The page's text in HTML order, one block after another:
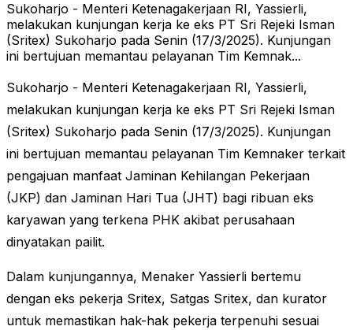
Sukoharjo - Menteri Ketenagakerjaan RI, Yassierli,
melakukan kunjungan kerja ke eks PT Sri Rejeki Isman
(Sritex) Sukoharjo pada Senin (17/3/2025). Kunjungan
ini bertujuan memantau pelayanan Tim Kemnak...
Sukoharjo - Menteri Ketenagakerjaan RI, Yassierli,
melakukan kunjungan kerja ke eks PT Sri Rejeki Isman
(Sritex) Sukoharjo pada Senin (17/3/2025). Kunjungan
ini bertujuan memantau pelayanan Tim Kemnaker terkait
pengajuan manfaat Jaminan Kehilangan Pekerjaan
(JKP) dan Jaminan Hari Tua (JHT) bagi ribuan eks
karyawan yang terkena PHK akibat perusahaan
dinyatakan pailit.
Dalam kunjungannya, Menaker Yassierli bertemu
dengan eks pekerja Sritex, Satgas Sritex, dan kurator
untuk memastikan hak-hak pekerja terpenuhi sesuai